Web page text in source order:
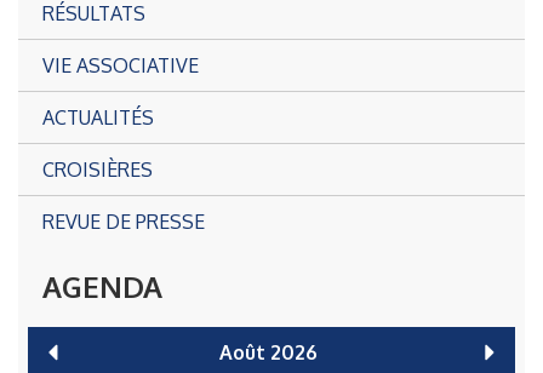
RÉSULTATS
VIE ASSOCIATIVE
ACTUALITÉS
CROISIÈRES
REVUE DE PRESSE
AGENDA
Août 2026